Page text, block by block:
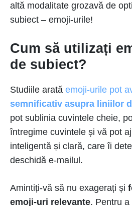
altă modalitate grozavă de
subiect – emoji-urile!
Cum să utilizați
de subiect?
Studiile arată emoji-urile pot
semnificativ asupra liniilor
pot sublinia cuvintele cheie,
întregime cuvintele și vă pot
inteligentă și clară, care îi
deschidă e-mailul.
Amintiți-vă să nu exagerați și
emoji-uri relevante. Pentru